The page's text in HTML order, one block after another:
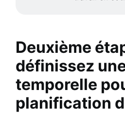
Deuxième
définissez
temporelle
planification